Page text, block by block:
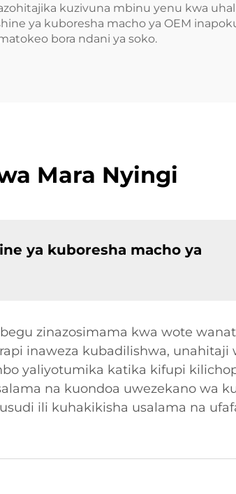
kuzivuna mbinu yenu kwa
ya kuboresha macho ya OEM
bora ndani ya soko.
Mara Nyingi
ya kuboresha macho ya
zinazosimama kwa wote
inaweza kubadilishwa, unahitaji
yaliyotumika katika kifupi
na kuondoa uwezekano wa
ili kuhakikisha usalama na